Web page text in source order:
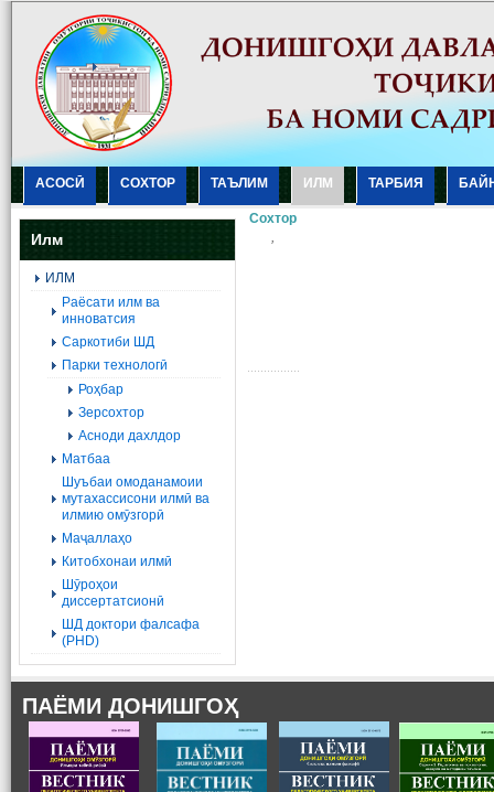
АСОСӢ СОХТОР ТАЪЛИМ ИЛМ ТАРБИЯ
Илм
ИЛМ
Раёсати илм ва
инноватсия
Саркотиби ШД
Парки технологӣ
Роҳбар
Зерсохтор
Асноди дахлдор
Матбаа
Шуъбаи омоданамоии
мутахассисони илмӣ ва
илмию омӯзгорӣ
Маҷаллаҳо
Китобхонаи илмӣ
Шӯроҳои
диссертатсионӣ
ШД доктори фалсафа
(PHD)
Сохтор
,
ПАЁМИ ДОНИШГОҲ